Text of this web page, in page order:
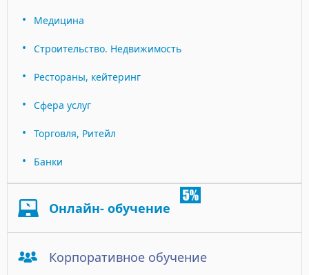
Медицина
Строительство. Недвижимость
Рестораны, кейтеринг
Сфера услуг
Торговля, Ритейл
Банки
Онлайн- обучение
Корпоративное обучение